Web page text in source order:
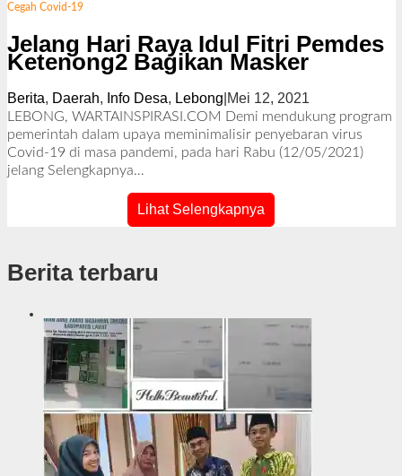
Cegah Covid-19
Jelang Hari Raya Idul Fitri Pemdes
Ketenong2 Bagikan Masker
Berita, Daerah, Info Desa, Lebong Mei 12, 2021
l
e
h
LEBONG, WARTAINSPIRASI.COM Demi mendukung program
pemerintah dalam upaya meminimalisir penyebaran virus
Covid-19 di masa pandemi, pada hari Rabu (12/05/2021)
jelang Selengkapnya…
Lihat Selengkapnya
Berita terbaru